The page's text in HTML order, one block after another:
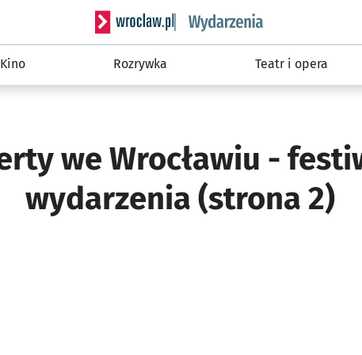
Serwis informacyjny wroclaw.pl podserwis:
Kino Rozrywka Teatr i opera
we Wrocławiu -
wydarzenia (strona 2)